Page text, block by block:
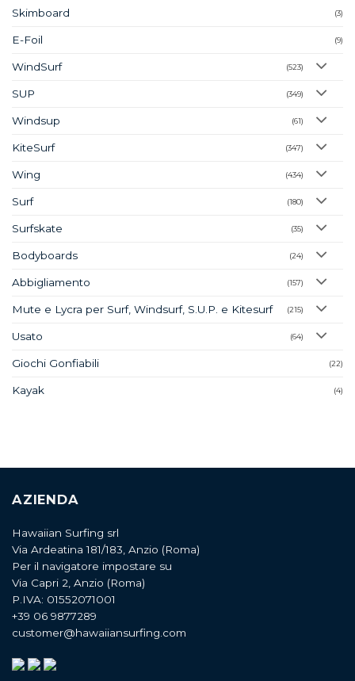
Skimboard (3)
E-Foil (9)
WindSurf (523)
SUP (349)
Windsup (61)
KiteSurf (347)
Wing (434)
Surf (180)
Surfskate (35)
Bodyboards (24)
Abbigliamento (157)
Mute e Lycra per Surf, Windsurf, S.U.P. e Kitesurf (215)
Usato (64)
Giochi Gonfiabili (22)
Kayak (4)
AZIENDA
Hawaiian Surfing srl
Via Ardeatina 181/183, Anzio (Roma)
Per il navigatore impostare su
Via Capri 2, Anzio (Roma)
P.IVA: 01552071001
+39 06 9877289
customer@hawaiiansurfing.com